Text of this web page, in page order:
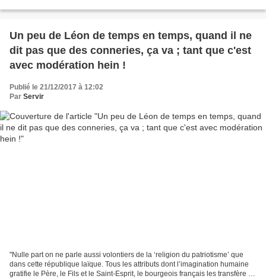
Un peu de Léon de temps en temps, quand il ne
dit pas que des conneries, ça va ; tant que c'est
avec modération hein !
Publié le 21/12/2017 à 12:02
Par Servir
"Nulle part on ne parle aussi volontiers de la ‘religion du patriotisme’ que
dans cette république laïque. Tous les attributs dont l’imagination humaine
gratifie le Père, le Fils et le Saint-Esprit, le bourgeois français les transfère à